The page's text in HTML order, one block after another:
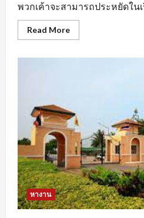
พวกเค้าจะสามารถประหยัดใน
Read MoreRead
more
หา
งาน
บัญชี
ตลอด
จน
การ
หา
ข้อมูล
จาก
แหล่ง
ต่างๆ
หางาน